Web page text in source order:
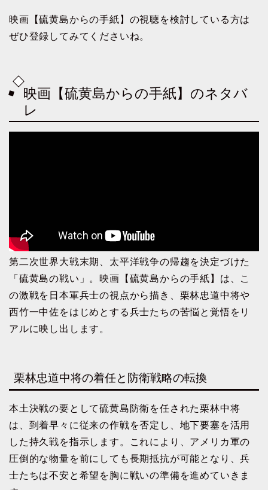
映画【硫黄島からの手紙】の視聴を検討している方は
ぜひ登録してみてくださいね。
映画【硫黄島からの手紙】のネタバ
レ
第二次世界大戦末期、太平洋戦争の帰趨を決定づけた
「硫黄島の戦い」。映画【硫黄島からの手紙】は、こ
の激戦を日本軍兵士の視点から描き、栗林忠道中将や
西竹一中佐をはじめとする兵士たちの苦悩と覚悟をリ
アルに映し出します。
栗林忠道中将の着任と防衛戦略の転換
本土決戦の要として硫黄島防衛を任された栗林中将
は、到着早々に従来の作戦を否定し、地下要塞を活用
した持久戦を指示します。これにより、アメリカ軍の
圧倒的な物量を前にしても長期抵抗が可能となり、兵
士たちは不安と希望を胸に戦いの準備を進めていきま